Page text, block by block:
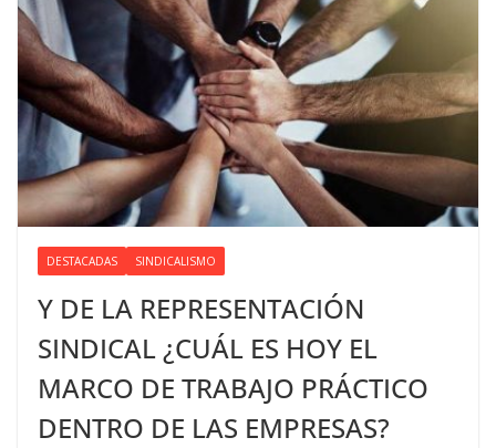
DESTACADAS SINDICALISMO
Y DE LA REPRESENTACIÓN
SINDICAL ¿CUÁL ES HOY EL
MARCO DE TRABAJO PRÁCTICO
DENTRO DE LAS EMPRESAS?